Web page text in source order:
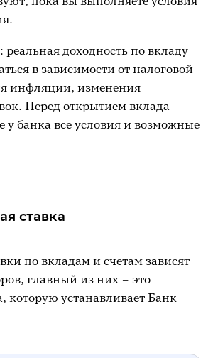
доходность по вкладу
в зависимости от налоговой
инфляции, изменения
Перед открытием вклада
у банка все условия и возможные
ставка
по вкладам и счетам зависят
главный из них – это
которую устанавливает Банк